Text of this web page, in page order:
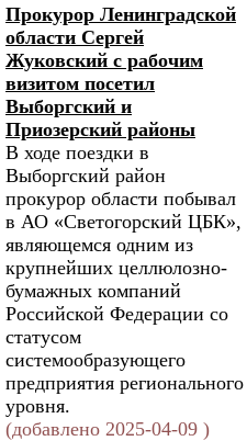
Прокурор Ленинградской
области Сергей
Жуковский с рабочим
визитом посетил
Выборгский и
Приозерский районы
В ходе поездки в
Выборгский район
прокурор области побывал
в АО «Светогорский ЦБК»,
являющемся одним из
крупнейших целлюлозно-
бумажных компаний
Российской Федерации со
статусом
системообразующего
предприятия регионального
уровня.
(добавлено 2025-04-09 )